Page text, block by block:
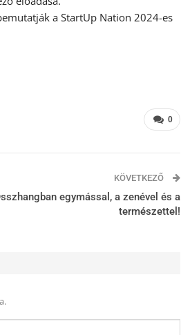
a StartUp Nation 2024-es
0
KÖVETKEZŐ
egymással, a zenével és a
természettel!